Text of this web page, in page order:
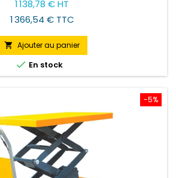
1 138,78 € HT
1 366,54 € TTC
 Ajouter au panier
 En stock
-5%